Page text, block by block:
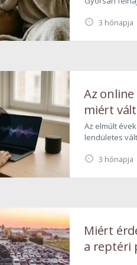
3 hónapja
hagyjuk
3 hónapja
Az online
miért
Az elmúlt
lendületes
média sem. A
Miért
a reptéri